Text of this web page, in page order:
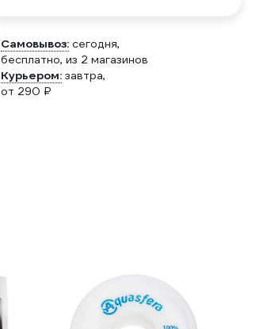
Самовывоз: сегодня,
бесплатно, из 2 магазинов
Курьером: завтра,
от 290 ₽